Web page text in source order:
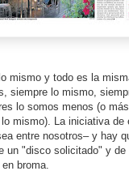
mismo y todo es la
siempre lo mismo,
lo somos menos (o
mismo). La iniciativa
entre nosotros– y hay
un "disco solicitado" y
broma.